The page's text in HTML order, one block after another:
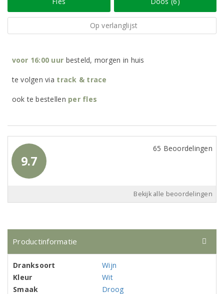
Op verlanglijst
voor 16:00 uur besteld, morgen in huis
te volgen via track & trace
ook te bestellen per fles
9.7
65 Beoordelingen
Bekijk alle beoordelingen
Productinformatie
Dranksoort
Wijn
Kleur
Wit
Smaak
Droog